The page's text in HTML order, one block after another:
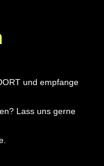
und empfange
Lass uns gerne